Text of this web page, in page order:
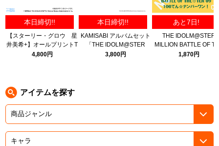
プレミアム会員とは
鉄拳
太鼓の達人
パックマン
ナムコクラシック
本日締切!!
【スターリー・グロウ 星
井美希+】オールプリントT
シャツ 限定セット/WHITE-
4,800円
本日締切!!
KAMISABI アルバムセット
「THE IDOLM@STER
MILLION LIVE!」
3,800円
あと7日!
THE IDOLM@STER
MILLION BATTLE OF
＠TER 09 100てん☆ナ
1,870円
アイテムを探す